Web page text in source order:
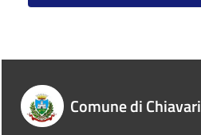
Comune di Chiavari